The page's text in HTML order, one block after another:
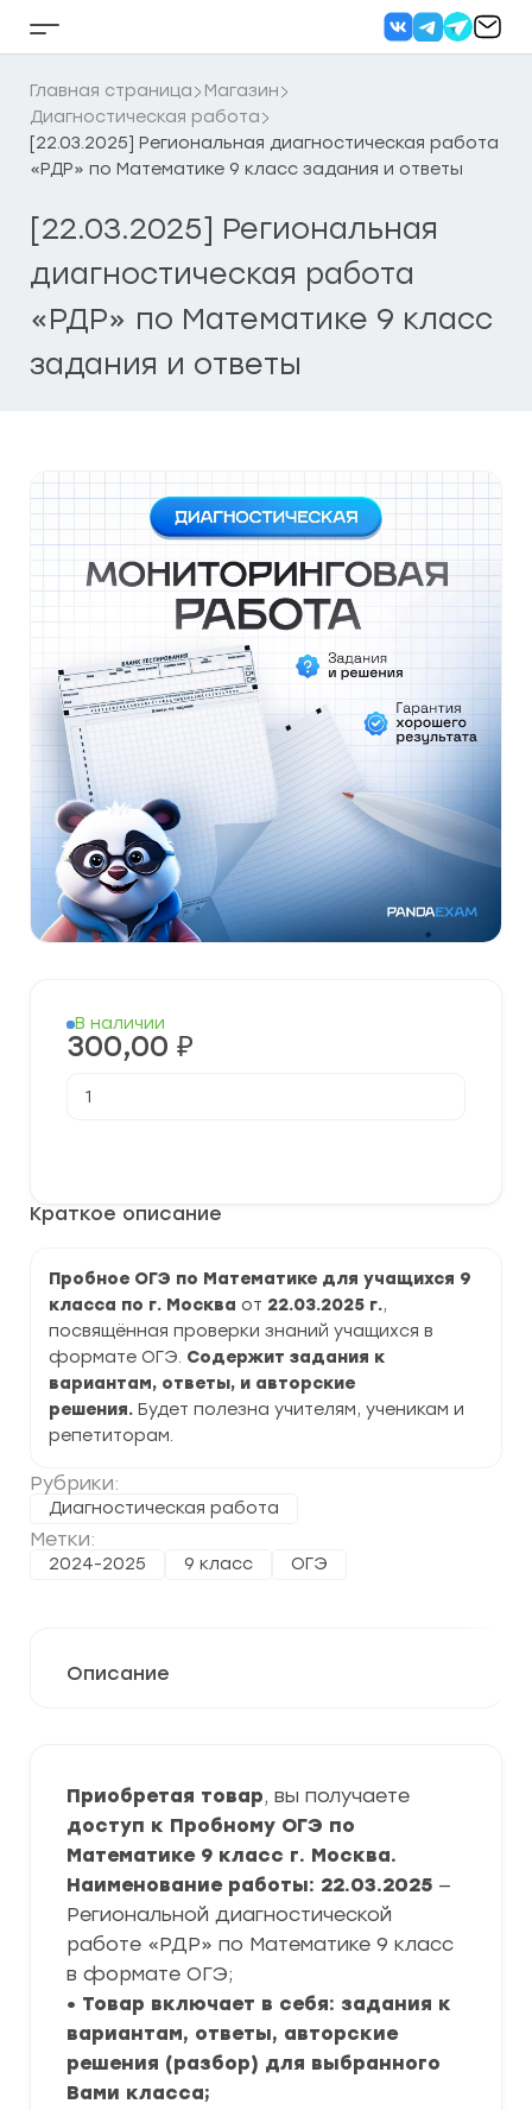
Кнопка
бокового
меню
Главная страница
Магазин
Диагностическая работа
[22.03.2025] Региональная диагностическая работа
«РДР» по Математике 9 класс задания и ответы
[22.03.2025] Региональная
диагностическая работа
«РДР» по Математике 9 класс
задания и ответы
Краткое описание
Пробное ОГЭ по Математике для учащихся 9
класса по г. Москва от 22.03.2025 г.,
посвящённая проверки знаний учащихся в
формате ОГЭ. Содержит задания к
вариантам, ответы, и авторские
решения. Будет полезна учителям, ученикам и
репетиторам.
Рубрики:
Диагностическая работа
Метки:
2024-2025 9 класс ОГЭ
В наличии
300,00 ₽
товара
по
класс
задания
и
ответы
Описание
Приобретая товар, вы получаете
доступ к Пробному ОГЭ по
Математике 9 класс г. Москва.
Наименование работы: 22.03.2025 —
Региональной диагностической
работе «РДР» по Математике 9 класс
в формате ОГЭ;
• Товар включает в себя: задания к
вариантам, ответы, авторские
решения (разбор) для выбранного
Вами класса;